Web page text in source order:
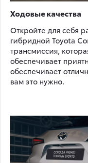
Ходовые качества
Откройте для себя
гибридной Toyota
трансмиссия,
обеспечивает
обеспечивает
вам это нужно.